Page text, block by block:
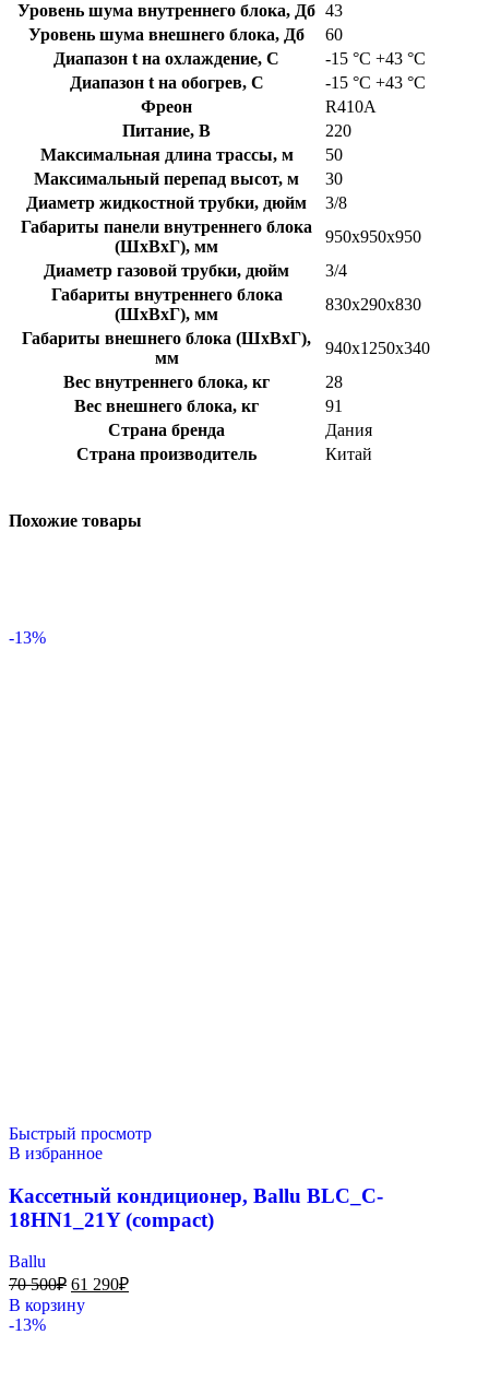
Уровень шума внутреннего блока, Дб 43
Уровень шума внешнего блока, Дб
60
Диапазон t на охлаждение, C
-15 °С +43 °С
Диапазон t на обогрев, C
-15 °С +43 °С
Фреон
R410A
Питание, В
220
Максимальная длина трассы, м
50
Максимальный перепад высот, м
30
Диаметр жидкостной трубки, дюйм
3/8
Габариты панели внутреннего блока
(ШхВхГ), мм
950x950x950
Диаметр газовой трубки, дюйм
3/4
Габариты внутреннего блока
(ШхВхГ), мм
830х290х830
Габариты внешнего блока (ШхВхГ),
мм
940х1250х340
Вес внутреннего блока, кг
28
Вес внешнего блока, кг
91
Страна бренда
Дания
Страна производитель
Китай
Похожие товары
-13%
Быстрый просмотр
В избранное
Кассетный кондиционер, Ballu BLC_C-
18HN1_21Y (compact)
Ballu
70 500₽ 61 290₽
В корзину
-13%